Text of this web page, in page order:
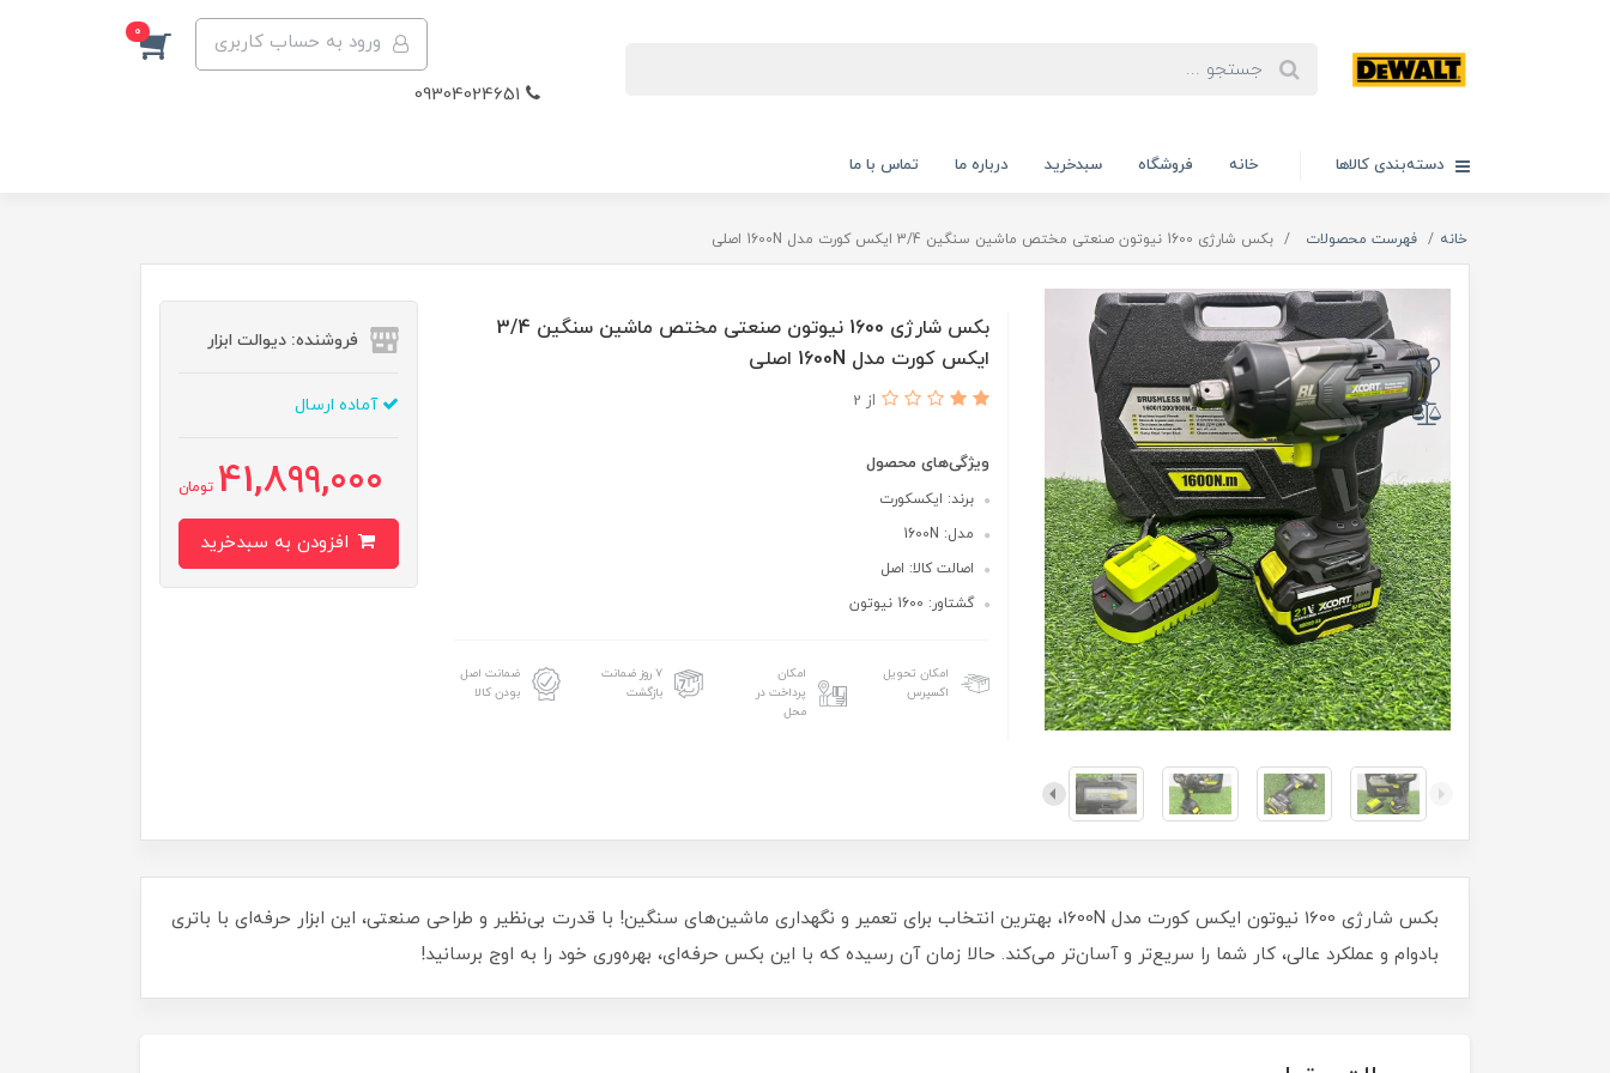
ورود به حساب کاربری 0
دسته‌بندی کالاها خانه فروشگاه سبدخرید درباره ما تماس با ما
خانه فهرست محصولات بکس شارژی 1600 نیوتون صنعتی مختص ماشین سنگین 3/4 ایکس کورت مدل 1600N اصلی
بکس شارژی 1600 نیوتون صنعتی مختص ماشین سنگین 3/4
ایکس کورت مدل 1600N اصلی
از 2
ویژگی‌های محصول
برند: ایکسکورت
مدل: 1600N
اصالت کالا: اصل
گشتاور: 1600 نیوتون
امکان تحویل
اکسپرس
امکان
پرداخت در
محل
۷ روز ضمانت
بازگشت
ضمانت اصل
بودن کالا
فروشنده: دیوالت ابزار
آماده ارسال
41,899,000 تومان
بکس شارژی 1600 نیوتون ایکس کورت مدل 1600N، بهترین انتخاب برای تعمیر و نگهداری ماشین‌های سنگین! با قدرت بی‌نظیر و طراحی صنعتی، این ابزار حرفه‌ای با باتری
بادوام و عملکرد عالی، کار شما را سریع‌تر و آسان‌تر می‌کند. حالا زمان آن رسیده که با این بکس حرفه‌ای، بهره‌وری خود را به اوج برسانید!